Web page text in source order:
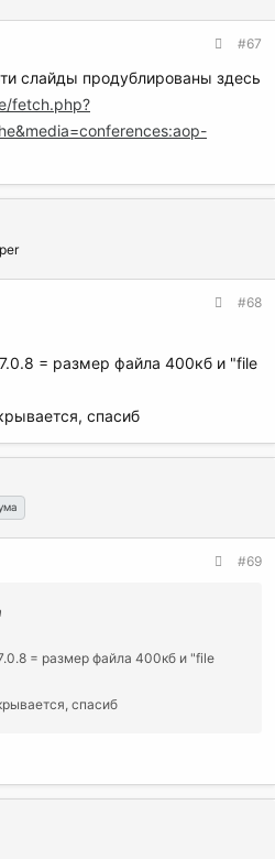
#67
слайды продублированы здесь
fetch.php?
#68
= размер файла 400кб и "file
спасиб
#69
= размер файла 400кб и "file
спасиб